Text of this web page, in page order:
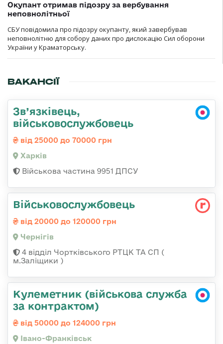
Окупант отримав підозру за вербування
неповнолітньої
СБУ повідомила про підозру окупанту, який завербував
неповнолітню для собору даних про дислокацію Сил оборони
України у Краматорську.
ВАКАНСІЇ
Зв’язківець,
військовослужбовець
від 25000 до 70000 грн
Харків
Військова частина 9951 ДПСУ
Військовослужбовець
від 20000 до 120000 грн
Чернігів
4 відділ Чортківського РТЦК ТА СП (
м.Заліщики )
Кулеметник (військова служба
за контрактом)
від 50000 до 124000 грн
Івано-Франківськ